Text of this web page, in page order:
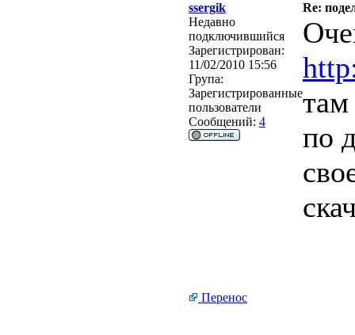
ssergik
Re:
Недавно
подключившийся
Зарегистрирован:
11/02/2010 15:56
Група:
Зарегистрированные
пользователи
Сообщений: 4
там
по
Перенос